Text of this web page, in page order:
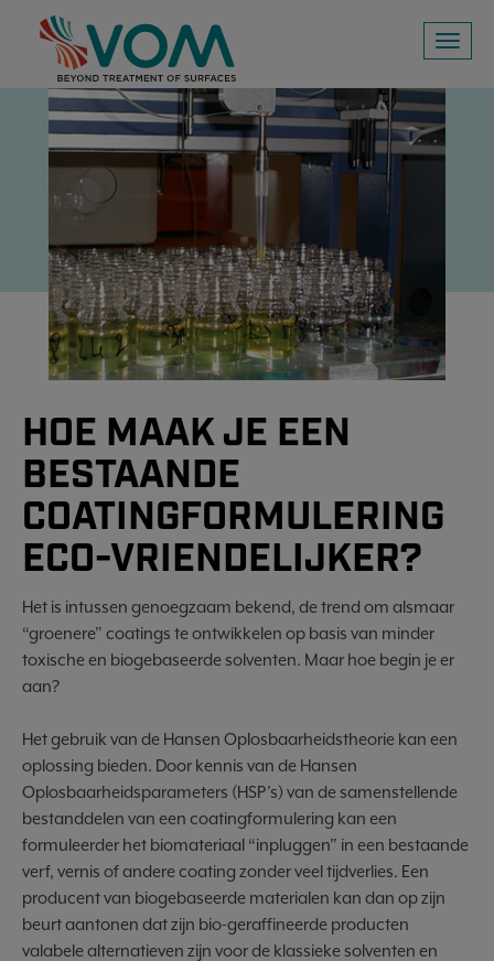
Toggle
HOE MAAK JE EEN
BESTAANDE
COATINGFORMULERING
ECO-VRIENDELIJKER?
Het is intussen genoegzaam bekend, de trend om alsmaar
“groenere” coatings te ontwikkelen op basis van minder
toxische en biogebaseerde solventen. Maar hoe begin je er
aan?
Het gebruik van de Hansen Oplosbaarheidstheorie kan een
oplossing bieden. Door kennis van de Hansen
Oplosbaarheidsparameters (HSP’s) van de samenstellende
bestanddelen van een coatingformulering kan een
formuleerder het biomateriaal “inpluggen” in een bestaande
verf, vernis of andere coating zonder veel tijdverlies. Een
producent van biogebaseerde materialen kan dan op zijn
beurt aantonen dat zijn bio-geraffineerde producten
valabele alternatieven zijn voor de klassieke solventen en